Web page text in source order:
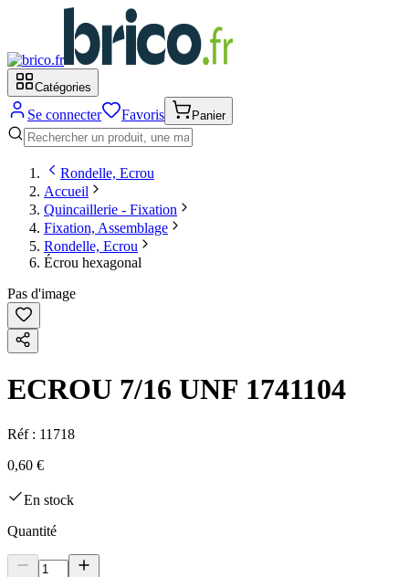
Catégories
Se connecter Favoris Panier
Rondelle, Ecrou
Accueil
Quincaillerie - Fixation
Fixation, Assemblage
Rondelle, Ecrou
Écrou hexagonal
Pas d'image
ECROU 7/16 UNF 1741104
Réf : 11718
0,60 €
En stock
Quantité